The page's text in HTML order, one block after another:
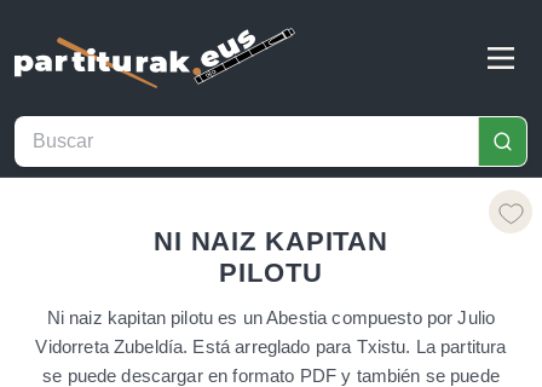
NI NAIZ KAPITAN
PILOTU
Ni naiz kapitan pilotu es un Abestia compuesto por Julio
Vidorreta Zubeldía. Está arreglado para Txistu. La partitura
se puede descargar en formato PDF y también se puede